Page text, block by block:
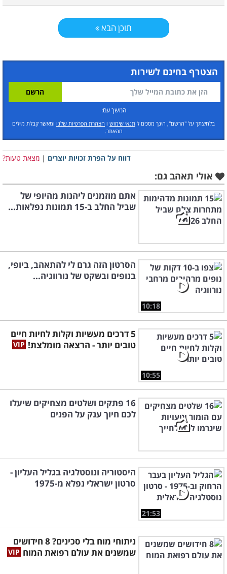
תוכן הבא
הצטרף בחינם לשירות
המשך עם:
בלחיצתך על "הרשם", הינך מסכים ל תנאי שימוש ו הצהרת הפרטיות שלנו ומאשר קבלת מיילים
מהאתר.
דווח על הפרת זכויות יוצרים | מצאת טעות?
אולי תאהב גם:
אתם מוזמנים ליהנות מהיופי של
שביל החלב ב-15 תמונות נפלאות...
10:18
הסרטון הזה גרם לי להתאהב, ביופי,
בנופים ובשקט של נורווגיה...
10:55
5 דרכים מעשיות וקלות לחיות חיים
טובים יותר - הרצאה מומלצת!
16 פתקים ושלטים מצחיקים שיעלו
לכם חיוך ענק על הפנים
21:53
היסטוריה ונוסטלגיה בגליל העליון -
סרטון ישראלי נפלא מ-1975
ניתוחי מוח בלי סכינים? 8 חידושים
שמשנים את עולם רפואת המוח